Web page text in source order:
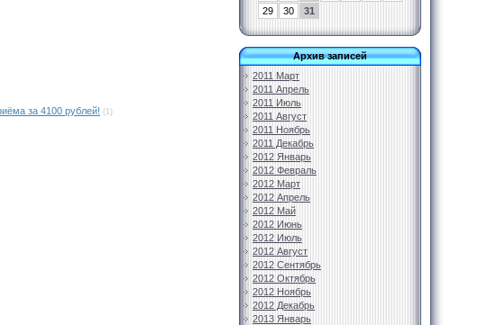
за 4100 рублей! (1)
29
30 31
Архив записей
2011 Март
2011 Апрель
2011 Июль
2011 Август
2011 Ноябрь
2011 Декабрь
2012 Январь
2012 Февраль
2012 Март
2012 Апрель
2012 Май
2012 Июнь
2012 Июль
2012 Август
2012 Сентябрь
2012 Октябрь
2012 Ноябрь
2012 Декабрь
2013 Январь